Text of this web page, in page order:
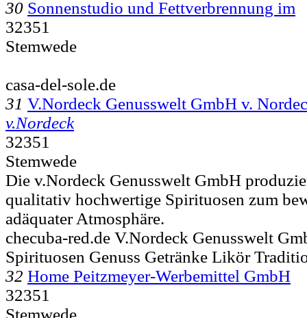
30 Sonnenstudio und Fettverbrennung im
32351
Stemwede
casa-del-sole.de
31 V.Nordeck Genusswelt GmbH v.
v.Nordeck
32351
Stemwede
Die v.Nordeck Genusswelt GmbH
qualitativ hochwertige Spirituosen zum
adäquater Atmosphäre.
checuba-red.de V.Nordeck Genusswelt
Spirituosen Genuss Getränke Likör
32 Home Peitzmeyer-Werbemittel GmbH
32351
Stemwede